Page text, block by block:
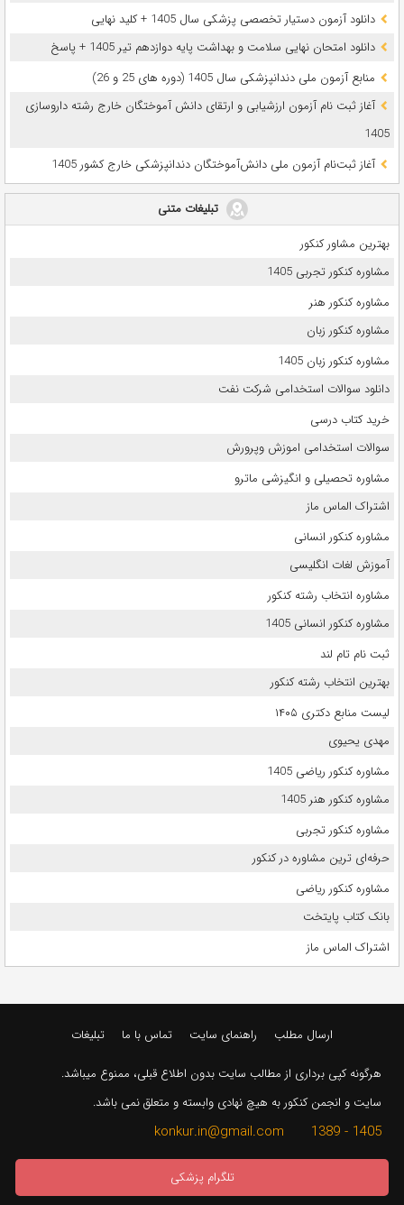
دانلود آزمون دستیار تخصصی پزشکی سال 1405 + کلید نهایی
دانلود امتحان نهایی سلامت و بهداشت پایه دوازدهم تیر 1405 + پاسخ
ﻣﻨﺎﺑﻊ آزﻣﻮن ﻣﻠﯽ دندانپزشکی سال 1405 (دوره های 25 و 26)
آغاز ثبت نام آزمون‌ ارزشیابی و ارتقای دانش آموختگان خارج رشته داروسازی
1405
آغاز ثبت‌نام آزمون ملی دانش‌آموختگان دندانپزشکی خارج کشور 1405
تبلیغات متنی
بهترین مشاور کنکور
مشاوره کنکور تجربی 1405
مشاوره کنکور هنر
مشاوره کنکور زبان
مشاوره کنکور زبان 1405
دانلود سوالات استخدامی شرکت نفت
خرید کتاب درسی
سوالات استخدامی اموزش وپرورش
مشاوره تحصیلی و انگیزشی ماترو
اشتراک الماس ماز
مشاوره کنکور انسانی
آموزش لغات انگلیسی
مشاوره انتخاب رشته کنکور
مشاوره کنکور انسانی 1405
ثبت نام تام لند
بهترین انتخاب رشته کنکور
لیست منابع دکتری ۱۴۰۵
مهدی یحیوی
مشاوره کنکور ریاضی 1405
مشاوره کنکور هنر 1405
مشاوره کنکور تجربی
حرفه‌ای ترین مشاوره در کنکور
مشاوره کنکور ریاضی
بانک کتاب پایتخت
اشتراک الماس ماز
ارسال مطلب راهنمای سایت تماس با ما تبلیغات
هرگونه کپی برداری از مطالب سایت بدون اطلاع قبلی، ممنوع میباشد.
سایت و انجمن کنکور به هیچ نهادی وابسته و متعلق نمی باشد.
1405 - 1389 konkur.in@gmail.com
تلگرام پزشکی